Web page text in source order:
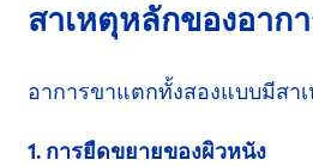
สาเหตุหลักของอาก
อาการขาแตกทั้งสองแบบมีสา
1. การยืดขยายของผิวหนัง